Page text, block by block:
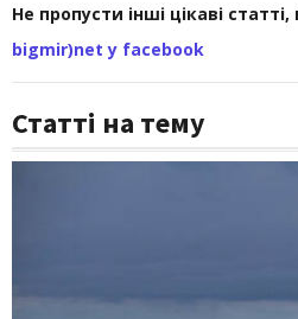
Не пропусти інші цікаві
bigmir)net у facebook
Статті на тему